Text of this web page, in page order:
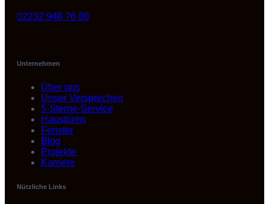
02232 948 76 80
Unternehmen
Über uns
Unser Versprechen
5-Sterne-Service
Haustüren
Fenster
Blog
Projekte
Karriere
Nützliche Links